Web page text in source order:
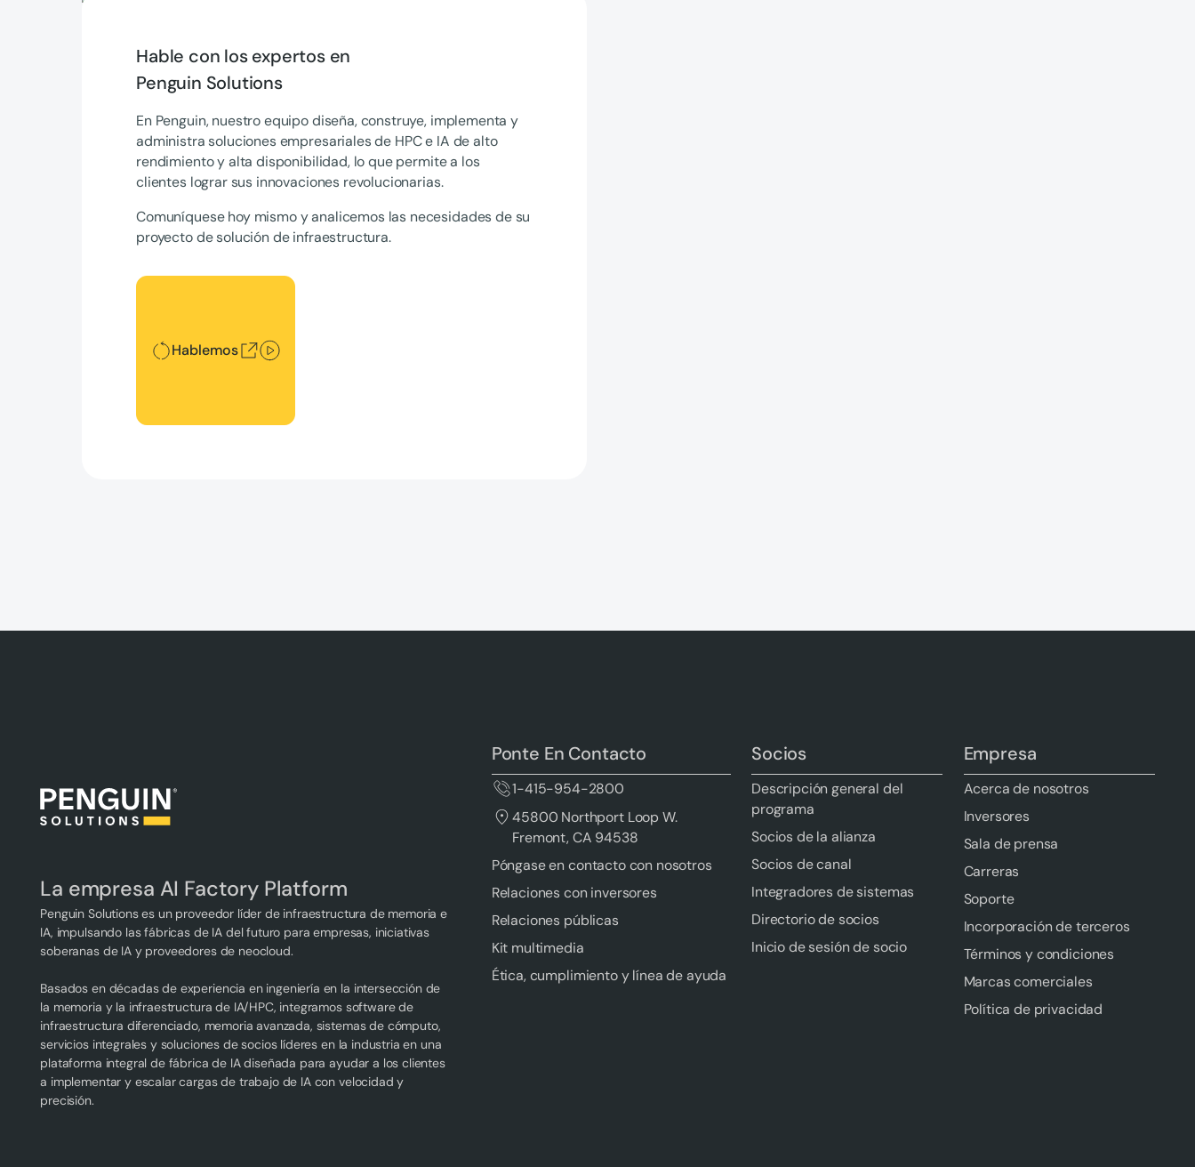
Hable con los expertos en
Penguin Solutions
En Penguin, nuestro equipo diseña, construye, implementa y
administra soluciones empresariales de HPC e IA de alto
rendimiento y alta disponibilidad, lo que permite a los
clientes lograr sus innovaciones revolucionarias.
Comuníquese hoy mismo y analicemos las necesidades de su
proyecto de solución de infraestructura.
Hablemos
Hablemos
La empresa AI Factory Platform
Penguin Solutions es un proveedor líder de infraestructura de memoria e
IA, impulsando las fábricas de IA del futuro para empresas, iniciativas
soberanas de IA y proveedores de neocloud.
Basados en décadas de experiencia en ingeniería en la intersección de
la memoria y la infraestructura de IA/HPC, integramos software de
infraestructura diferenciado, memoria avanzada, sistemas de cómputo,
servicios integrales y soluciones de socios líderes en la industria en una
plataforma integral de fábrica de IA diseñada para ayudar a los clientes
a implementar y escalar cargas de trabajo de IA con velocidad y
precisión.
Ponte En Contacto
1-415-954-2800
45800 Northport Loop W.
Fremont, CA 94538
Póngase en contacto con nosotros
Relaciones con inversores
Relaciones públicas
Kit multimedia
Ética, cumplimiento y línea de ayuda
Socios
Descripción general del
programa
Socios de la alianza
Socios de canal
Integradores de sistemas
Directorio de socios
Inicio de sesión de socio
Empresa
Acerca de nosotros
Inversores
Sala de prensa
Carreras
Soporte
Incorporación de terceros
Términos y condiciones
Marcas comerciales
Política de privacidad